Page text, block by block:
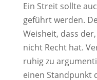
Ein Streit sollte
geführt werden.
Weisheit, dass
nicht Recht hat.
ruhig zu
einen Standpunkt